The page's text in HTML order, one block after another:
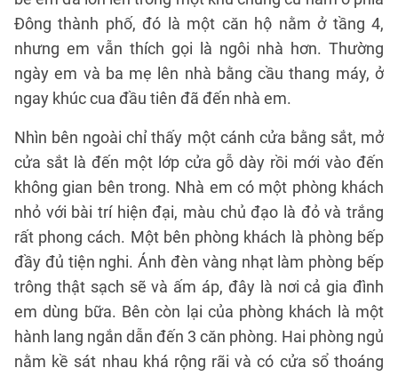
Đông thành phố, đó là một căn hộ nằm ở tầng 4,
nhưng em vẫn thích gọi là ngôi nhà hơn. Thường
ngày em và ba mẹ lên nhà bằng cầu thang máy, ở
ngay khúc cua đầu tiên đã đến nhà em.
Nhìn bên ngoài chỉ thấy một cánh cửa bằng sắt, mở
cửa sắt là đến một lớp cửa gỗ dày rồi mới vào đến
không gian bên trong. Nhà em có một phòng khách
nhỏ với bài trí hiện đại, màu chủ đạo là đỏ và trắng
rất phong cách. Một bên phòng khách là phòng bếp
đầy đủ tiện nghi. Ánh đèn vàng nhạt làm phòng bếp
trông thật sạch sẽ và ấm áp, đây là nơi cả gia đình
em dùng bữa. Bên còn lại của phòng khách là một
hành lang ngắn dẫn đến 3 căn phòng. Hai phòng ngủ
nằm kề sát nhau khá rộng rãi và có cửa sổ thoáng